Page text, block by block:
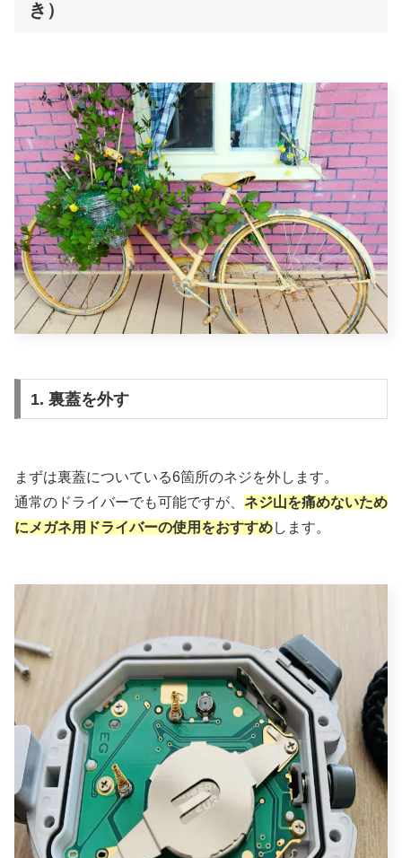
き）
1. 裏蓋を外す
まずは裏蓋についている6箇所のネジを外します。
通常のドライバーでも可能ですが、 ネジ山を痛めないため
にメガネ用ドライバーの使用をおすすめします。